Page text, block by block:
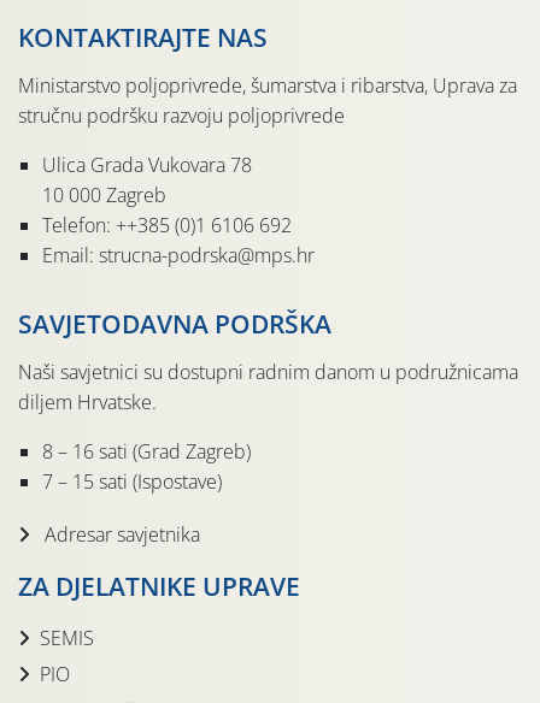
KONTAKTIRAJTE NAS
Ministarstvo poljoprivrede, šumarstva i ribarstva, Uprava za
stručnu podršku razvoju poljoprivrede
Ulica Grada Vukovara 78
10 000 Zagreb
Telefon: ++385 (0)1 6106 692
Email: strucna-podrska@mps.hr
SAVJETODAVNA PODRŠKA
Naši savjetnici su dostupni radnim danom u podružnicama
diljem Hrvatske.
8 – 16 sati (Grad Zagreb)
7 – 15 sati (Ispostave)
Adresar savjetnika
ZA DJELATNIKE UPRAVE
SEMIS
PIO